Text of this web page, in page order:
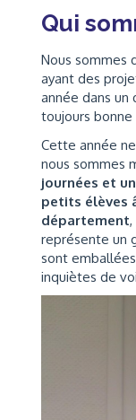
Qui
Nous sommes
ayant des
année dans un
toujours
Cette année
nous sommes
journées et
petits élèves
département
représente un
sont
inquiètes de